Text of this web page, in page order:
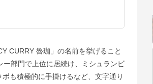
CURRY 魯珈」の名前を挙げること
部門で上位に居続け、ミシュランビ
も積極的に手掛けるなど、文字通り